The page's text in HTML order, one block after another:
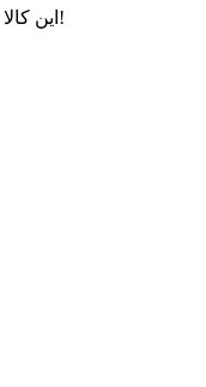
این کالا را در خانه خود ببینید!